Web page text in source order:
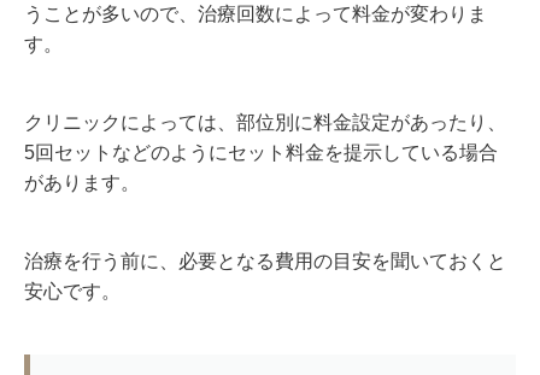
うことが多いので、治療回数によって料金が変わりま
す。
クリニックによっては、部位別に料金設定があったり、
5回セットなどのようにセット料金を提示している場合
があります。
治療を行う前に、必要となる費用の目安を聞いておくと
安心です。